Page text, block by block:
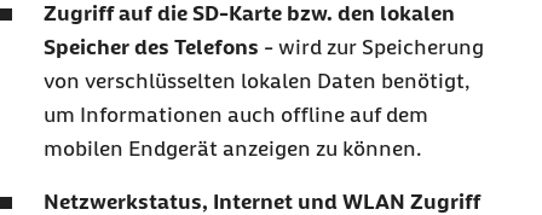
Zugriff auf die SD-Karte bzw. den lokalen
Speicher des Telefons - wird zur Speicherung
von verschlüsselten lokalen Daten benötigt,
um Informationen auch offline auf dem
mobilen Endgerät anzeigen zu können.
Netzwerkstatus, Internet und WLAN Zugriff